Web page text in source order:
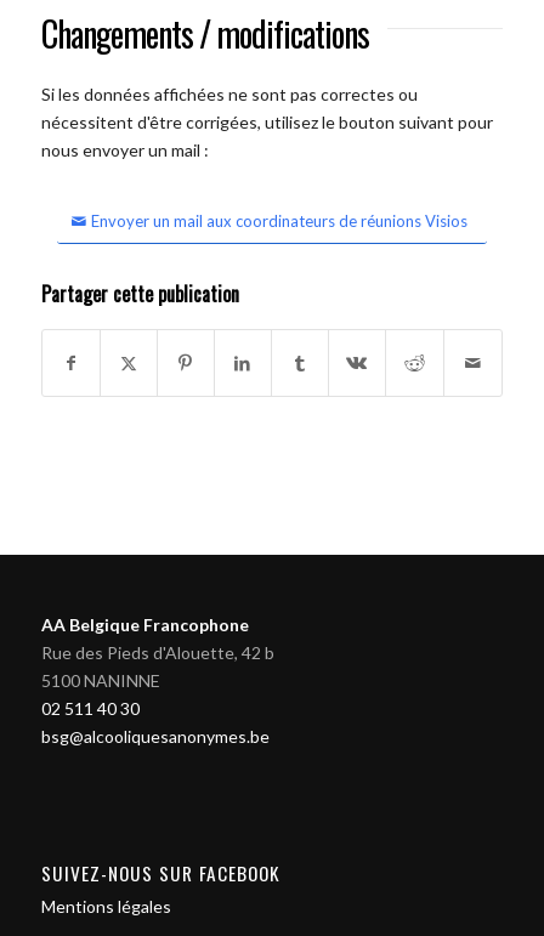
Changements / modifications
Si les données affichées ne sont pas correctes ou
nécessitent d'être corrigées, utilisez le bouton suivant pour
nous envoyer un mail :
Envoyer un mail aux coordinateurs de réunions Visios
Partager cette publication
AA Belgique Francophone
Rue des Pieds d'Alouette, 42 b
5100 NANINNE
02 511 40 30
bsg@alcooliquesanonymes.be
SUIVEZ-NOUS SUR FACEBOOK
Mentions légales